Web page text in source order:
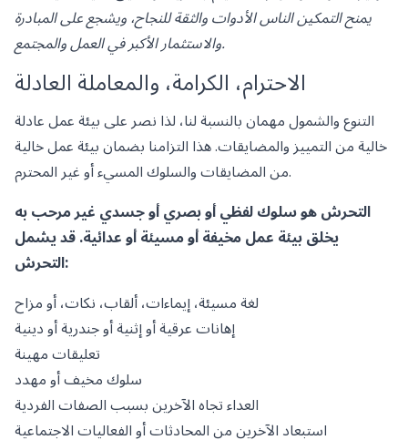
يمنح التمكين الناس الأدوات والثقة للنجاح، ويشجع على المبادرة
والاستثمار الأكبر في العمل والمجتمع.
الاحترام، الكرامة، والمعاملة العادلة
التنوع والشمول مهمان بالنسبة لنا، لذا نصر على بيئة عمل عادلة
خالية من التمييز والمضايقات. هذا التزامنا بضمان بيئة عمل خالية
من المضايقات والسلوك المسيء أو غير المحترم.
التحرش هو سلوك لفظي أو بصري أو جسدي غير مرحب به
يخلق بيئة عمل مخيفة أو مسيئة أو عدائية. قد يشمل
التحرش:
لغة مسيئة، إيماءات، ألقاب، نكات، أو مزاح
إهانات عرقية أو إثنية أو جندرية أو دينية
تعليقات مهينة
سلوك مخيف أو مهدد
العداء تجاه الآخرين بسبب الصفات الفردية
استبعاد الآخرين من المحادثات أو الفعاليات الاجتماعية